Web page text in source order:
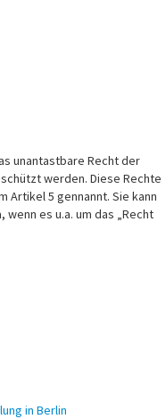
unantastbare Recht der
werden. Diese Rechte
Artikel 5 gennannt. Sie kann
es u.a. um das „Recht
in Berlin